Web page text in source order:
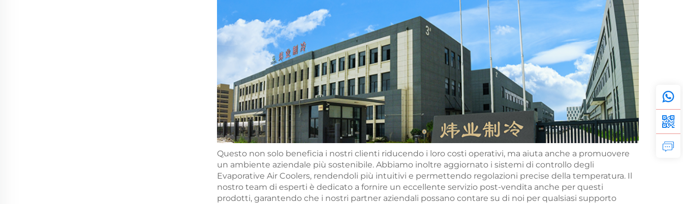
Questo non solo beneficia i nostri clienti riducendo i loro costi operativi, ma aiuta anche a promuovere
un ambiente aziendale più sostenibile. Abbiamo inoltre aggiornato i sistemi di controllo degli
Evaporative Air Coolers, rendendoli più intuitivi e permettendo regolazioni precise della temperatura. Il
nostro team di esperti è dedicato a fornire un eccellente servizio post-vendita anche per questi
prodotti, garantendo che i nostri partner aziendali possano contare su di noi per qualsiasi supporto